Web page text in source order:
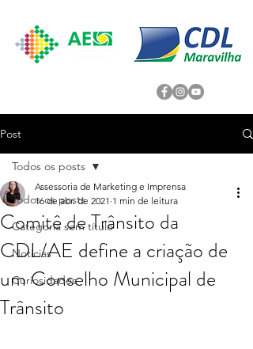
Post
Todos os posts
Categoria sem título
Noticias
Curiosidades
Todos os posts
Comitê de Trânsito da
CDL/AE define a criação de
um Conselho Municipal de
Trânsito
Assessoria de Marketing e Imprensa
16 de abr. de 2021 1 min de leitura